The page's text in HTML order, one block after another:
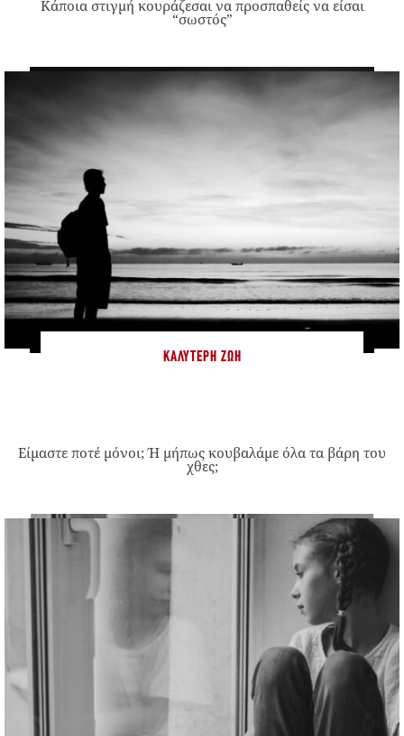
Κάποια στιγμή κουράζεσαι να προσπαθείς να είσαι
“σωστός”
ΚΑΛΎΤΕΡΗ ΖΩΉ
Είμαστε ποτέ μόνοι; Ή μήπως κουβαλάμε όλα τα βάρη του
χθες;